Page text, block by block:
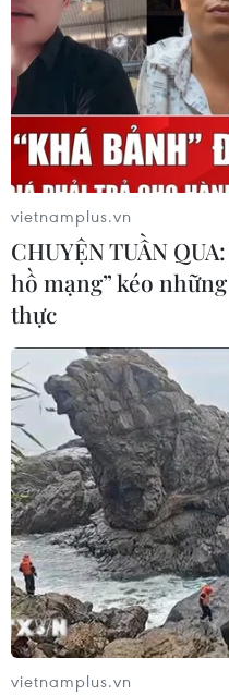
TIN CÙNG
Bí thư Thành ủy Hà
hai dự án giao thông
Nam Thủ đô
08/08/2026 08:52
vietnamplus.vn
CHUYỆN TUẦN
hồ mạng” kéo
thực
vietnamplus.vn